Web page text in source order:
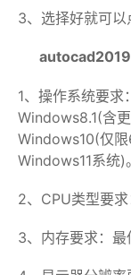
3、选择好就可以
autocad2019
1、操作系统要求
Windows8.1(含
Windows10(仅限
Windows11系统)。
2、CPU类型要
3、内存要求：最